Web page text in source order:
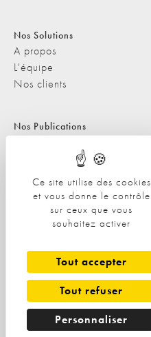
Ce site utilise des cookies
et vous donne le contrôle
sur ceux que vous
souhaitez activer
Tout accepter
Tout refuser
Personnaliser
Nos Solutions
A propos
L'équipe
Nos clients
Nos Publications
Les Podcasts de L'ObSoCo
L'ObSoCo dans les médias
Contacts
Nous contacter
Politique de cookies